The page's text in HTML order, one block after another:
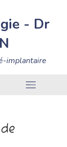
- Dr
implantaire